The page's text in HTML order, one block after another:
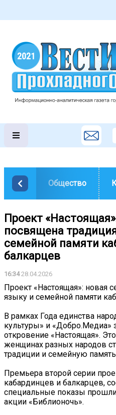
Общество
Проект
посвящена
семейной памяти
балкарцев
16:3428.04.2026
Проект «Настоящая»: новая
языку и семейной памяти
В рамках Года единства
культуры» и «Добро.Медиа»
откровение «Настоящая».
женщинах разных народов
традиции и семейную
Премьера второй серии
кабардинцев и балкарцев,
специальные показы
акции «Библионочь».